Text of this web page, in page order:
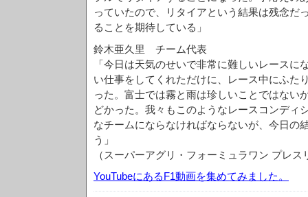
っていたので、リタイアという結果は残念だ
ることを期待している」
鈴木亜久里 チーム代表
「今日は天気のせいで非常に難しいレースに
い仕事をしてくれただけに、レース中にふた
った。富士では霧と雨は珍しいことではない
どかった。我々もこのようなレースコンディ
なチームにならなければならないが、今日の
う」
（スーパーアグリ・フォーミュラワン プレス
YouTubeにあるF1動画を集めてみました。